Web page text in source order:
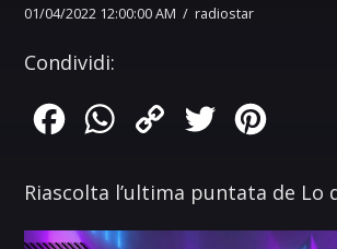
01/04/2022 12:00:00 AM / radiostar
Condividi:
FacebookWhatsApp
Copy
Twitter
Riascolta l’ultima puntata de Lo